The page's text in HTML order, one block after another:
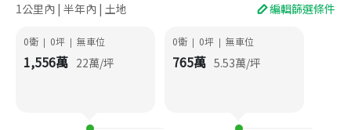
1公里內 | 半年內 | 土地 編輯篩選條件
0衛 | 0坪 | 無車位
1,556萬 22萬/坪
0衛 | 0坪 | 無車位
765萬 5.53萬/坪